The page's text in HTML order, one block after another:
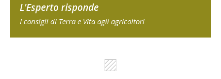
L'Esperto risponde
I consigli di Terra e Vita agli agricoltori